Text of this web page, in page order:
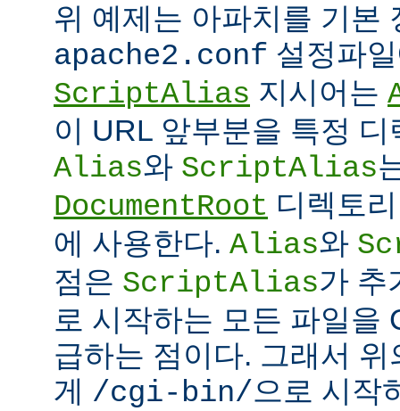
위 예제는 아파치를 기본
apache2.conf 설정파
ScriptAlias 지시어는
이 URL 앞부분을 특정
Alias와 ScriptAlias
DocumentRoot 디렉토
에 사용한다. Alias와
점은 ScriptAlias가 추
로 시작하는 모든 파일을
급하는 점이다. 그래서
게 /cgi-bin/으로 시작